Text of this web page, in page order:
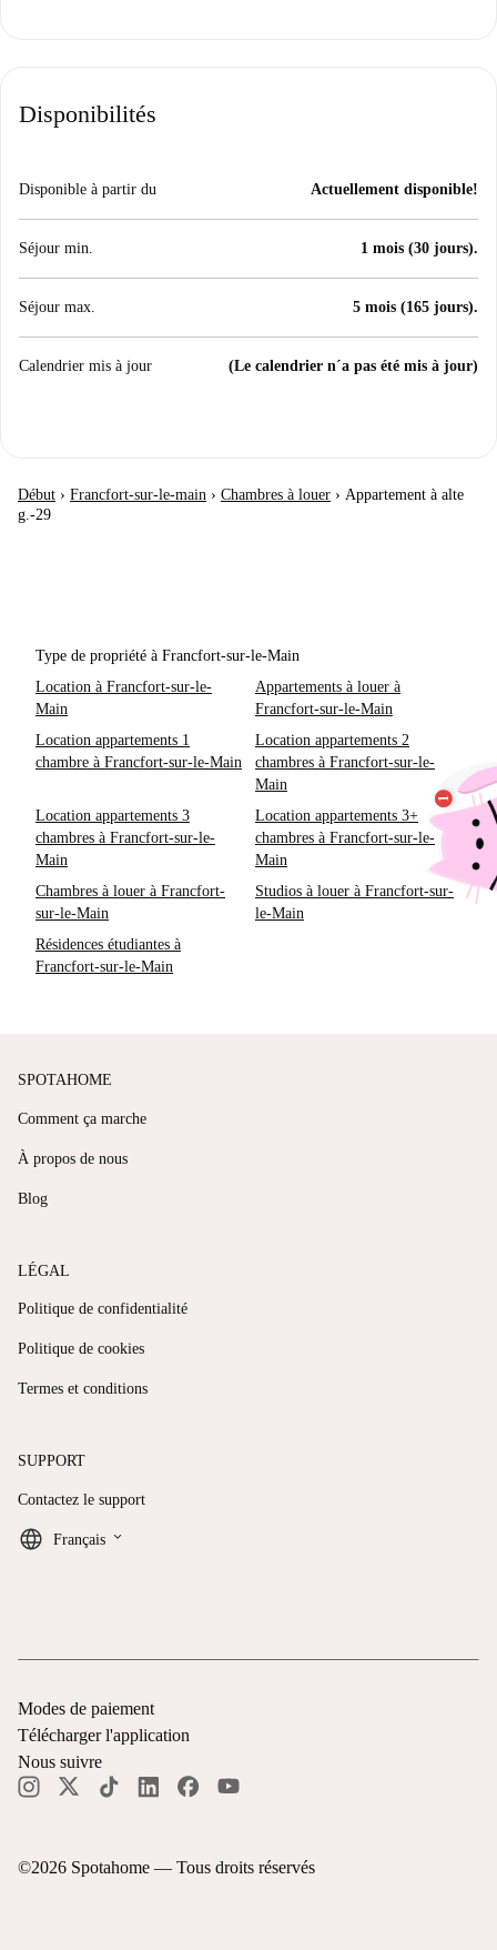
Disponibilités
Disponible à partir du Actuellement disponible!
Séjour min. 1 mois (30 jours).
Séjour max. 5 mois (165 jours).
Calendrier mis à jour (Le calendrier n´a pas été mis à jour)
Début › Francfort-sur-le-main › Chambres à louer › Appartement à alte
g.-29
Type de propriété à Francfort-sur-le-Main
Location à Francfort-sur-le-
Main
Appartements à louer à
Francfort-sur-le-Main
Location appartements 1
chambre à Francfort-sur-le-Main
Location appartements 2
chambres à Francfort-sur-le-
Main
Location appartements 3
chambres à Francfort-sur-le-
Main
Location appartements 3+
chambres à Francfort-sur-le-
Main
Chambres à louer à Francfort-
sur-le-Main
Studios à louer à Francfort-sur-
le-Main
Résidences étudiantes à
Francfort-sur-le-Main
SPOTAHOME
Comment ça marche
À propos de nous
Blog
LÉGAL
Politique de confidentialité
Politique de cookies
Termes et conditions
SUPPORT
Contactez le support
Français keyboard_arrow_down
©2026 Spotahome — Tous droits réservés
Modes de paiement
Télécharger l'application
Nous suivre